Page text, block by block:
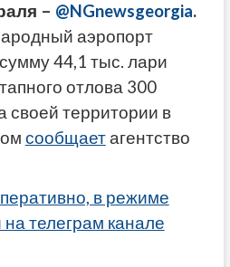
– @NGnewsgeorgia.
аэропорт
44,1 тыс. лари
отлова 300
своей территории в
сообщаетагентство
в режиме
телеграм канале